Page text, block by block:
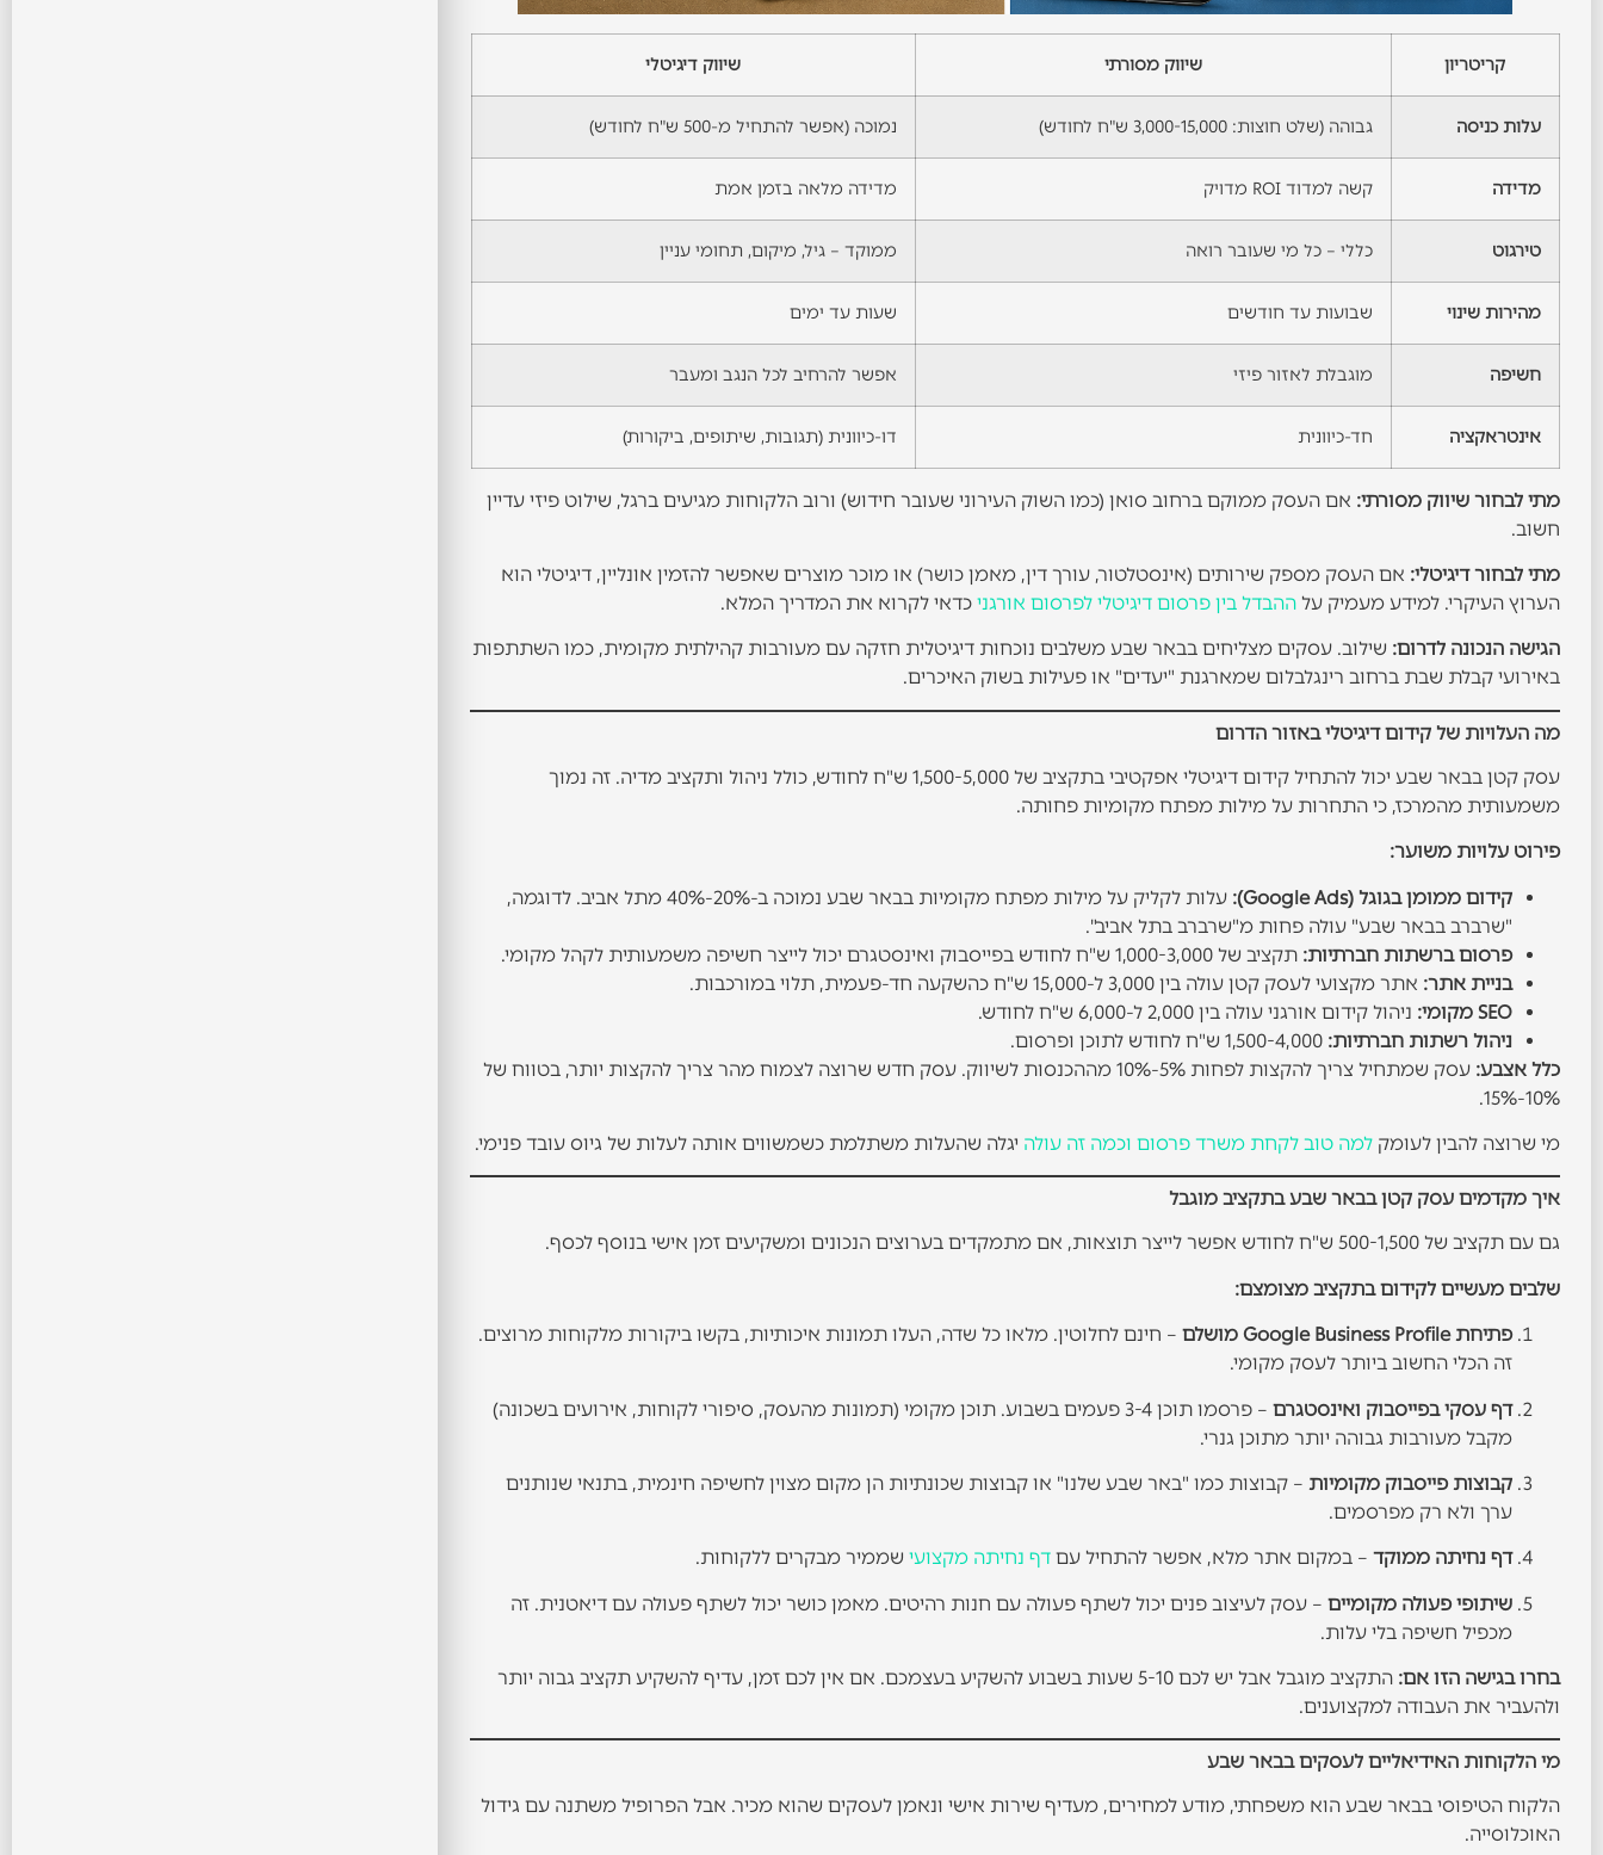
קריטריון שיווק מסורתי שיווק דיגיטלי
עלות כניסה גבוהה (שלט חוצות: 3,000-15,000 ש"ח לחודש) נמוכה (אפשר להתחיל מ-500 ש"ח לחודש)
מדידה קשה למדוד ROI מדויק מדידה מלאה בזמן אמת
טירגוט כללי – כל מי שעובר רואה ממוקד – גיל, מיקום, תחומי עניין
מהירות שינוי שבועות עד חודשים שעות עד ימים
חשיפה מוגבלת לאזור פיזי אפשר להרחיב לכל הנגב ומעבר
אינטראקציה חד-כיוונית דו-כיוונית (תגובות, שיתופים, ביקורות)
מתי לבחור שיווק מסורתי: אם העסק ממוקם ברחוב סואן (כמו השוק העירוני שעובר חידוש) ורוב הלקוחות מגיעים ברגל, שילוט פיזי עדיין
חשוב.
מתי לבחור דיגיטלי: אם העסק מספק שירותים (אינסטלטור, עורך דין, מאמן כושר) או מוכר מוצרים שאפשר להזמין אונליין, דיגיטלי הוא
הערוץ העיקרי. למידע מעמיק עלההבדל בין פרסום דיגיטלי לפרסום אורגני כדאי לקרוא את המדריך המלא.
הגישה הנכונה לדרום: שילוב. עסקים מצליחים בבאר שבע משלבים נוכחות דיגיטלית חזקה עם מעורבות קהילתית מקומית, כמו השתתפות
באירועי קבלת שבת ברחוב רינגלבלום שמארגנת "יעדים" או פעילות בשוק האיכרים.
מה העלויות של קידום דיגיטלי באזור הדרום
עסק קטן בבאר שבע יכול להתחיל קידום דיגיטלי אפקטיבי בתקציב של 1,500-5,000 ש"ח לחודש, כולל ניהול ותקציב מדיה. זה נמוך
משמעותית מהמרכז, כי התחרות על מילות מפתח מקומיות פחותה.
פירוט עלויות משוער:
קידום ממומן בגוגל (Google Ads):
עלות לקליק על מילות מפתח מקומיות בבאר שבע נמוכה ב-20%-40% מתל אביב. לדוגמה,
"שרברב בבאר שבע" עולה פחות מ"שרברב בתל אביב".
פרסום ברשתות חברתיות: תקציב של 1,000-3,000 ש"ח לחודש בפייסבוק ואינסטגרם יכול לייצר חשיפה משמעותית לקהל מקומי.
בניית אתר: אתר מקצועי לעסק קטן עולה בין 3,000 ל-15,000 ש"ח כהשקעה חד-פעמית, תלוי במורכבות.
SEO מקומי:
ניהול קידום אורגני עולה בין 2,000 ל-6,000 ש"ח לחודש.
ניהול רשתות חברתיות: 1,500-4,000 ש"ח לחודש לתוכן ופרסום.
כלל אצבע:
עסק שמתחיל צריך להקצות לפחות 5%-10% מההכנסות לשיווק. עסק חדש שרוצה לצמוח מהר צריך להקצות יותר, בטווח של
10%-15%.
מי שרוצה להבין לעומקלמה טוב לקחת משרד פרסום וכמה זה עולה יגלה שהעלות משתלמת כשמשווים אותה לעלות של גיוס עובד פנימי.
איך מקדמים עסק קטן בבאר שבע בתקציב מוגבל
גם עם תקציב של 500-1,500 ש"ח לחודש אפשר לייצר תוצאות, אם מתמקדים בערוצים הנכונים ומשקיעים זמן אישי בנוסף לכסף.
שלבים מעשיים לקידום בתקציב מצומצם:
פתיחת Google Business Profile מושלם
– חינם לחלוטין. מלאו כל שדה, העלו תמונות איכותיות, בקשו ביקורות מלקוחות מרוצים.
זה הכלי החשוב ביותר לעסק מקומי.
דף עסקי בפייסבוק ואינסטגרם
– פרסמו תוכן 3-4 פעמים בשבוע. תוכן מקומי (תמונות מהעסק, סיפורי לקוחות, אירועים בשכונה)
מקבל מעורבות גבוהה יותר מתוכן גנרי.
קבוצות פייסבוק מקומיות – קבוצות כמו "באר שבע שלנו" או קבוצות שכונתיות הן מקום מצוין לחשיפה חינמית, בתנאי שנותנים
ערך ולא רק מפרסמים.
דף נחיתה ממוקד – במקום אתר מלא, אפשר להתחיל עםדף נחיתה מקצועי שממיר מבקרים ללקוחות.
שיתופי פעולה מקומיים – עסק לעיצוב פנים יכול לשתף פעולה עם חנות רהיטים. מאמן כושר יכול לשתף פעולה עם דיאטנית. זה
מכפיל חשיפה בלי עלות.
בחרו בגישה הזו אם:
התקציב מוגבל אבל יש לכם 5-10 שעות בשבוע להשקיע בעצמכם. אם אין לכם זמן, עדיף להשקיע תקציב גבוה יותר
ולהעביר את העבודה למקצוענים.
מי הלקוחות האידיאליים לעסקים בבאר שבע
הלקוח הטיפוסי בבאר שבע הוא משפחתי, מודע למחירים, מעדיף שירות אישי ונאמן לעסקים שהוא מכיר. אבל הפרופיל משתנה עם גידול
האוכלוסייה.